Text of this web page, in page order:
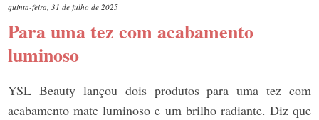
quinta-feira, 31 de julho de 2025
Para uma tez com acabamento
luminoso
YSL Beauty lançou dois produtos para uma tez com
acabamento mate luminoso e um brilho radiante. Diz que